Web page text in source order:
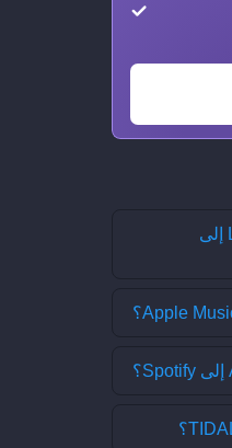
كيف تنقل من ListenBrainz إلى